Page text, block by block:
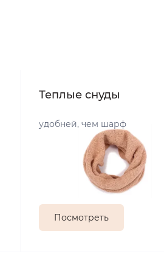
Теплые снуды
удобней, чем шарф
Посмотреть